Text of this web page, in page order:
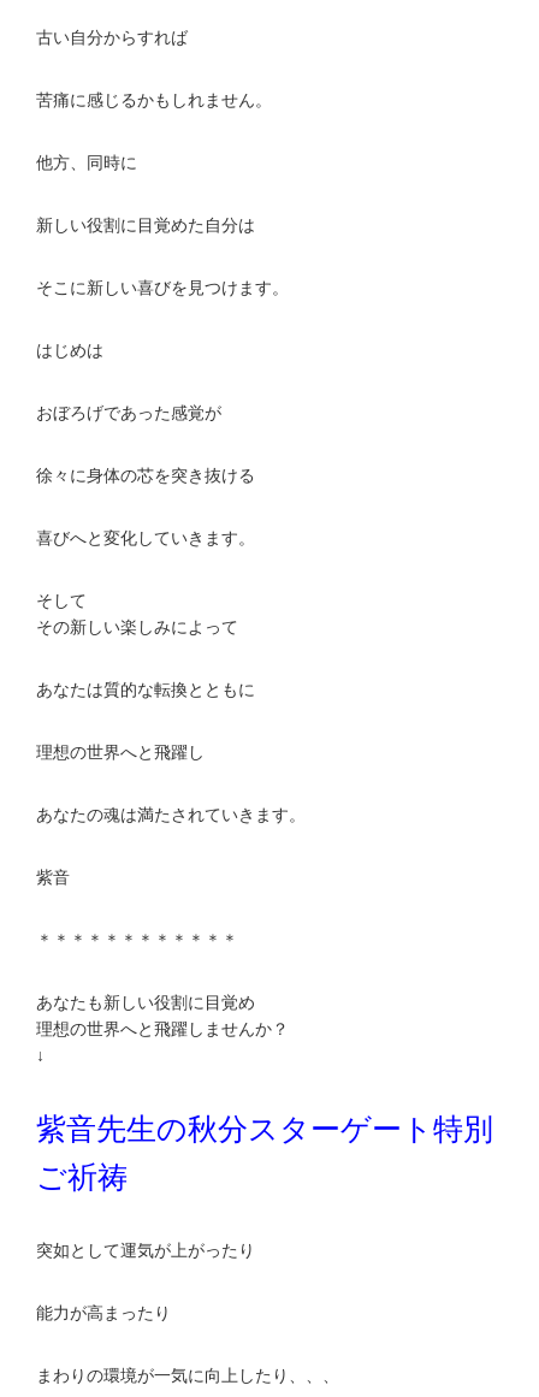
古い自分からすれば
苦痛に感じるかもしれません。
他方、同時に
新しい役割に目覚めた自分は
そこに新しい喜びを見つけます。
はじめは
おぼろげであった感覚が
徐々に身体の芯を突き抜ける
喜びへと変化していきます。
そして
その新しい楽しみによって
あなたは質的な転換とともに
理想の世界へと飛躍し
あなたの魂は満たされていきます。
紫音
＊＊＊＊＊＊＊＊＊＊＊＊
あなたも新しい役割に目覚め
理想の世界へと飛躍しませんか？
↓
紫音先生の秋分スターゲート特別
ご祈祷
突如として運気が上がったり
能力が高まったり
まわりの環境が一気に向上したり、、、